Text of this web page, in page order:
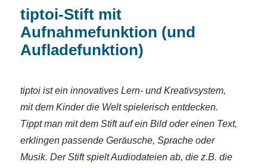
tiptoi-Stift mit
Aufnahmefunktion (und
Aufladefunktion)
tiptoi ist ein innovatives Lern- und Kreativsystem,
mit dem Kinder die Welt spielerisch entdecken.
Tippt man mit dem Stift auf ein Bild oder einen Text,
erklingen passende Geräusche, Sprache oder
Musik. Der Stift spielt Audiodateien ab, die z.B. die